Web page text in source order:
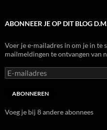
ABONNEER JE OP DIT BLOG
Voer je e-mailadres in om je in te
mailmeldingen te ontvangen van
E-
mailadres
ABONNEREN
Voeg je bij 8 andere abonnees